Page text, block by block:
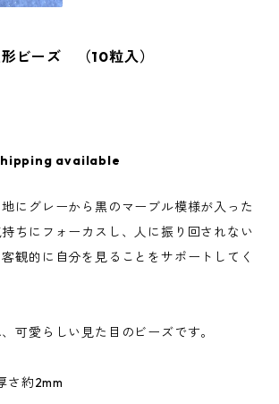
ビーズ （10粒入）
available
にグレーから黒のマーブル模様が入った
ちにフォーカスし、人に振り回されない
観的に自分を見ることをサポートしてく
可愛らしい見た目のビーズです。
さ約2mm